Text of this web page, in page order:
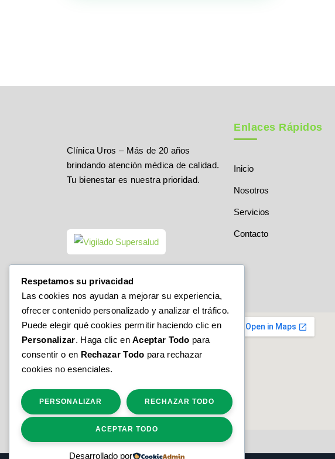
Clínica Uros – Más de 20 años
brindando atención médica de calidad.
Tu bienestar es nuestra prioridad.
Enlaces Rápidos
Inicio
Nosotros
Servicios
Contacto
Respetamos su privacidad
Las cookies nos ayudan a mejorar su experiencia,
ofrecer contenido personalizado y analizar el tráfico.
Puede elegir qué cookies permitir haciendo clic en
Personalizar. Haga clic enAceptar Todo para
consentir o en Rechazar Todo para rechazar
cookies no esenciales.
PERSONALIZAR RECHAZAR TODO
ACEPTAR TODO
Desarrollado por